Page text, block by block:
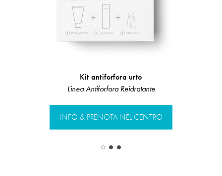
Kit antiforfora urto
Linea Antiforfora Reidratante
INFO & PRENOTA NEL CENTRO